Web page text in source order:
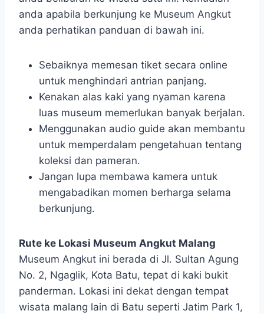
anda apabila berkunjung ke Museum Angkut
anda perhatikan panduan di bawah ini.
Sebaiknya memesan tiket secara online
untuk menghindari antrian panjang.
Kenakan alas kaki yang nyaman karena
luas museum memerlukan banyak berjalan.
Menggunakan audio guide akan membantu
untuk memperdalam pengetahuan tentang
koleksi dan pameran.
Jangan lupa membawa kamera untuk
mengabadikan momen berharga selama
berkunjung.
Rute ke Lokasi Museum Angkut Malang
Museum Angkut ini berada di Jl. Sultan Agung
No. 2, Ngaglik, Kota Batu, tepat di kaki bukit
panderman. Lokasi ini dekat dengan tempat
wisata malang lain di Batu seperti Jatim Park 1,